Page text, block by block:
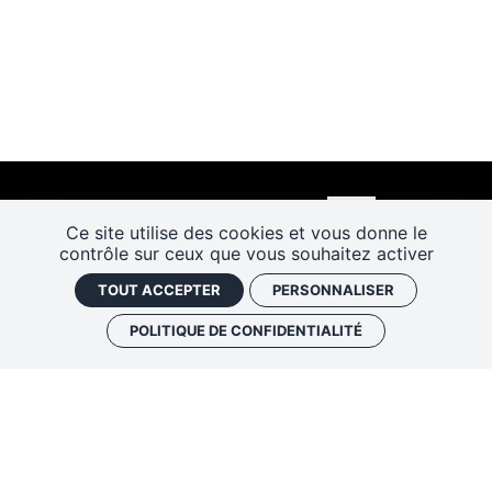
Ce site utilise des cookies et vous donne le
contrôle sur ceux que vous souhaitez activer
TOUT ACCEPTER PERSONNALISER
POLITIQUE DE CONFIDENTIALITÉ